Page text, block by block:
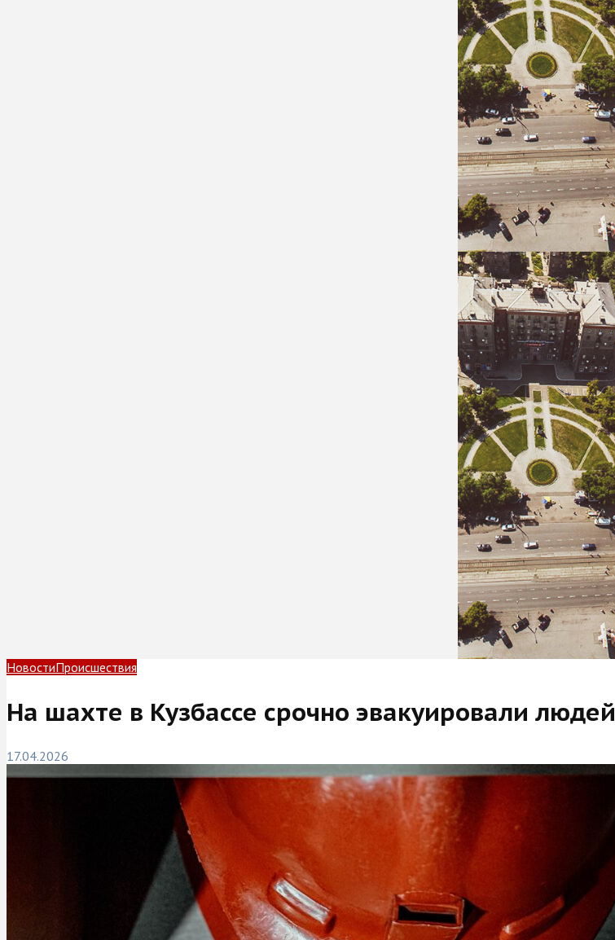
НовостиПроисшествия
На шахте в Кузбассе срочно эвакуировали людей
17.04.2026